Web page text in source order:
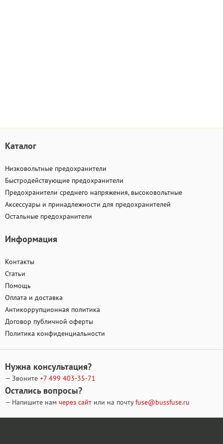
Каталог
Низковольтные предохранители
Быстродействующие предохранители
Предохранители среднего напряжения, высоковольтные
Аксессуары и принадлежности для предохранителей
Остальные предохранители
Информация
Контакты
Статьи
Помощь
Оплата и доставка
Антикоррупционная политика
Договор публичной оферты
Политика конфиденциальности
Нужна консультация?
— Звоните +7 499 403-35-71
Остались вопросы?
— Напишите нам через сайт или на почтуfuse@bussfuse.ru